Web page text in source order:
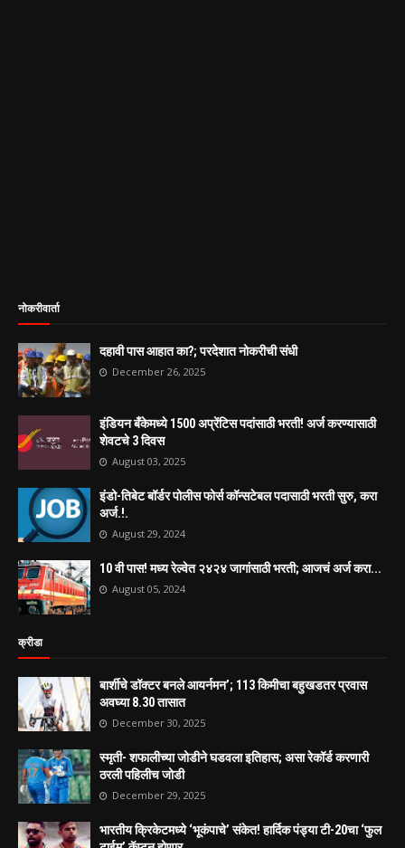
नोकरीवार्ता
दहावी पास आहात का?; परदेशात नोकरीची संधी
December 26, 2025
इंडियन बँकेमध्ये 1500 अप्रेंटिस पदांसाठी भरती! अर्ज करण्यासाठी
शेवटचे 3 दिवस
August 03, 2025
इंडो-तिबेट बॉर्डर पोलीस फोर्स कॉन्सटेबल पदासाठी भरती सुरु, करा
अर्ज.!.
August 29, 2024
10 वी पास! मध्य रेल्वेत २४२४ जागांसाठी भरती; आजचं अर्ज करा...
August 05, 2024
क्रीडा
बार्शीचे डॉक्टर बनले आयर्नमन’; 113 किमीचा बहुखडतर प्रवास
अवघ्या 8.30 तासात
December 30, 2025
स्मृती- शफालीच्या जोडीने घडवला इतिहास; असा रेकॉर्ड करणारी
ठरली पहिलीच जोडी
December 29, 2025
भारतीय क्रिकेटमध्ये ‘भूकंपाचे’ संकेत! हार्दिक पंड्या टी-20चा ‘फुल